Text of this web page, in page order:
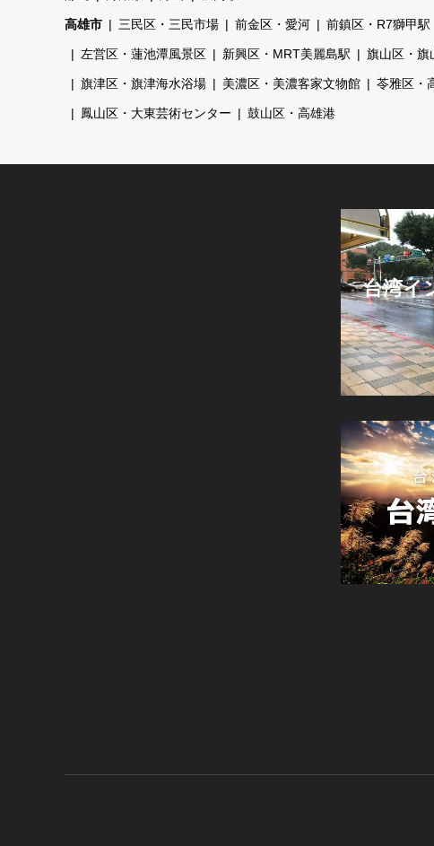
高雄市 三民区・三民市場 前金区・愛河 前鎮区・R7獅甲駅
左営区・蓮池潭風景区 新興区・MRT美麗島駅 旗山区・旗
旗津区・旗津海水浴場 美濃区・美濃客家文物館 苓雅区・
鳳山区・大東芸術センター 鼓山区・高雄港
台湾イ